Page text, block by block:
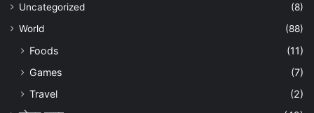
Uncategorized
(8)
World
(88)
Foods
(11)
Games
(7)
Travel
(2)